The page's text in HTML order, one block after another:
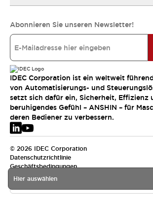
Hier auswählen
Abonnieren Sie unseren Newsletter!
IDEC Corporation ist ein weltweit
von Automatisierungs- und
setzt sich dafür ein, Sicherheit, Effizienz
beruhigendes Gefühl – ANSHIN – für
deren Bediener zu verbessern.
© 2026 IDEC Corporation
Datenschutzrichtlinie
Geschäftsbedingungen
EMEA